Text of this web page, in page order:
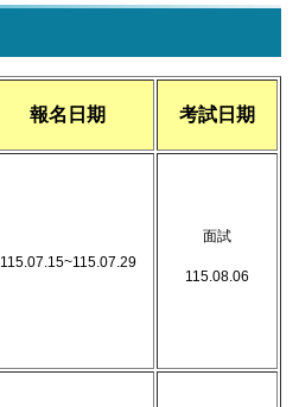
報名日期 考試日期
115.07.15~115.07.29
面試
115.08.06